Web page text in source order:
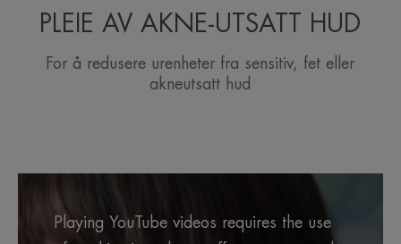
PLEIE AV AKNE-UTSATT HUD
For å redusere urenheter fra sensitiv, fet eller
akneutsatt hud
Playing YouTube videos requires the use